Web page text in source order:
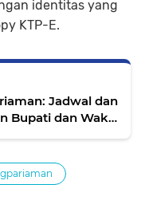
identitas yang
KTP-E.
Jadwal dan
Bupati dan Wakil